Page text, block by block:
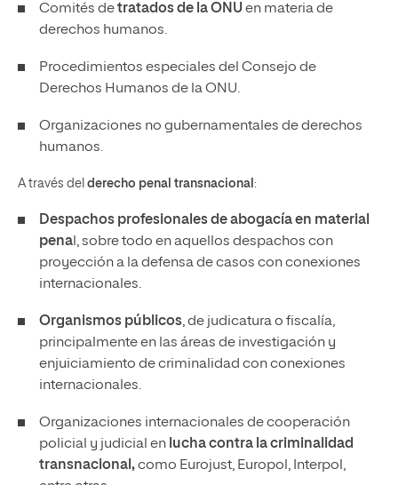
Comités detratados de la ONUen materia de
derechos humanos.
Procedimientos especiales del Consejo de
Derechos Humanos de la ONU.
Organizaciones no gubernamentales de derechos
humanos.
A través del derecho penal transnacional :
Despachos profesionales de abogacía en material
pena l, sobre todo en aquellos despachos con
proyección a la defensa de casos con conexiones
internacionales.
Organismos públicos, de judicatura o fiscalía,
principalmente en las áreas de investigación y
enjuiciamiento de criminalidad con conexiones
internacionales.
Organizaciones internacionales de cooperación
policial y judicial en lucha contra la criminalidad
transnacional,como Eurojust, Europol, Interpol,